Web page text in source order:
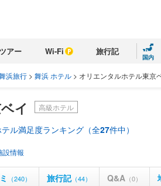
ツアー Wi-Fi 旅行記
国内
浜旅行 > 舞浜 ホテル > オリエンタルホテル東京
イ 高級ホテル
ル満足度ランキング（全27件中）
設情報
（240） 旅行記（44） Q&A （0）